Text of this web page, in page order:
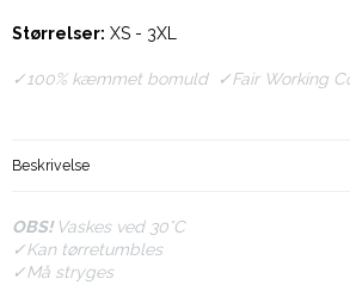
Størrelser: XS - 3XL
✓100% kæmmet bomuld ✓Fair Working
Beskrivelse
OBS! Vaskes ved 30°C
✓Kan tørretumbles
✓Må stryges